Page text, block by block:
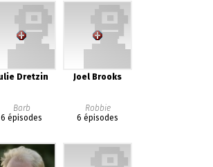
Dretzin
Barb
6 épisodes
Joel Brooks
Robbie
6 épisodes